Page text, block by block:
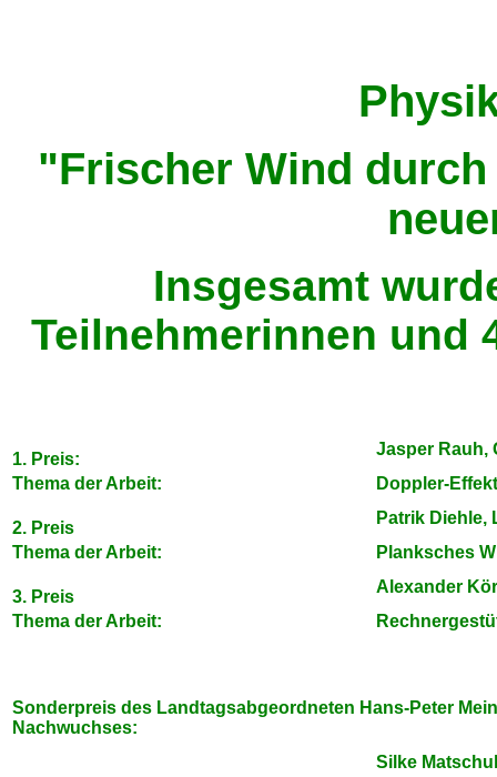
"Frischer Wind
Insgesamt
Teilnehmerinnen und
1. Preis:
Jasper Rauh,
Thema der Arbeit:
Doppler-Effekt
2. Preis
Patrik Diehle,
Thema der Arbeit:
Planksches
3. Preis
Alexander
Thema der Arbeit:
Sonderpreis des Landtagsabgeordneten Hans-Peter
Nachwuchses:
Silke